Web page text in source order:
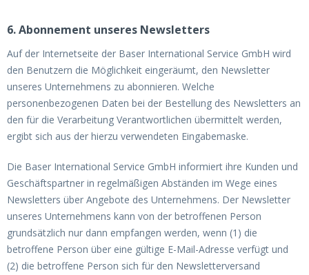
6. Abonnement unseres Newsletters
Auf der Internetseite der Baser International Service GmbH wird
den Benutzern die Möglichkeit eingeräumt, den Newsletter
unseres Unternehmens zu abonnieren. Welche
personenbezogenen Daten bei der Bestellung des Newsletters an
den für die Verarbeitung Verantwortlichen übermittelt werden,
ergibt sich aus der hierzu verwendeten Eingabemaske.
Die Baser International Service GmbH informiert ihre Kunden und
Geschäftspartner in regelmäßigen Abständen im Wege eines
Newsletters über Angebote des Unternehmens. Der Newsletter
unseres Unternehmens kann von der betroffenen Person
grundsätzlich nur dann empfangen werden, wenn (1) die
betroffene Person über eine gültige E-Mail-Adresse verfügt und
(2) die betroffene Person sich für den Newsletterversand